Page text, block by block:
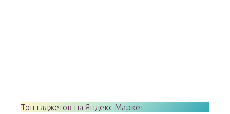
Топ гаджетов на Яндекс Маркет